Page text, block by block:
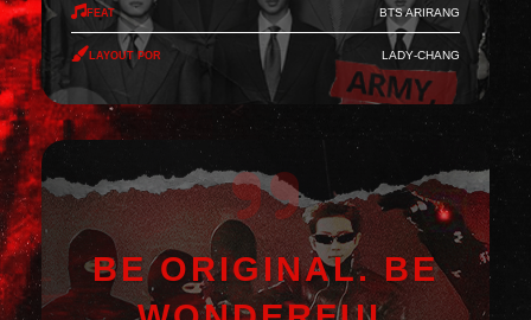
Feat BTS Arirang
Layout por Lady-Chang
BE ORIGINAL. BE